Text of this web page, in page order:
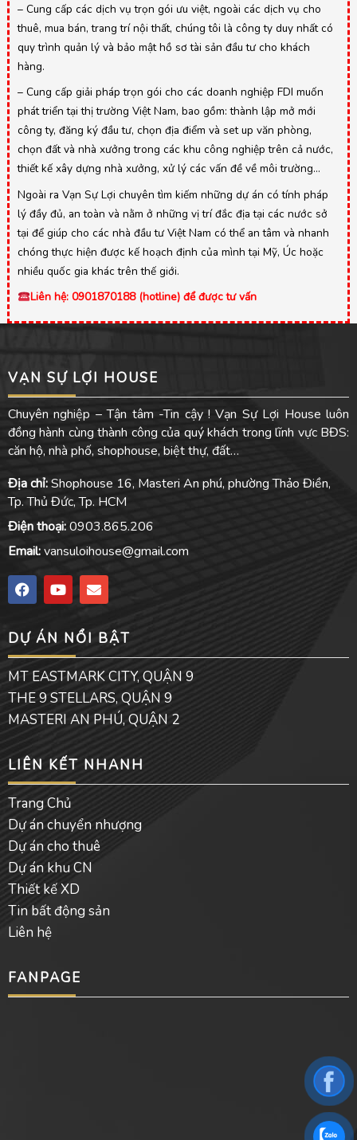
– Cung cấp các dịch vụ trọn gói ưu việt, ngoài các dịch vụ cho
thuê, mua bán, trang trí nội thất, chúng tôi là công ty duy nhất có
quy trình quản lý và bảo mật hồ sơ tài sản đầu tư cho khách
hàng.
– Cung cấp giải pháp trọn gói cho các doanh nghiệp FDI muốn
phát triển tại thị trường Việt Nam, bao gồm: thành lập mở mới
công ty, đăng ký đầu tư, chọn địa điểm và set up văn phòng,
chọn đất và nhà xưởng trong các khu công nghiệp trên cả nước,
thiết kế xây dựng nhà xưởng, xử lý các vấn đề về môi trường…
Ngoài ra Vạn Sự Lợi chuyên tìm kiếm những dự án có tính pháp
lý đầy đủ, an toàn và nằm ở những vị trí đắc địa tại các nước sở
tại để giúp cho các nhà đầu tư Việt Nam có thể an tâm và nhanh
chóng thực hiện được kế hoạch định của mình tại Mỹ, Úc hoặc
nhiều quốc gia khác trên thế giới.
Liên hệ: 0901870188 (hotline) để được tư vấn
VẠN SỰ LỢI HOUSE
Chuyên nghiệp – Tận tâm -Tin cậy ! Vạn Sự Lợi House luôn
đồng hành cùng thành công của quý khách trong lĩnh vực BĐS:
căn hộ, nhà phố, shophouse, biệt thự, đất…
Địa chỉ:Shophouse 16, Masteri An phú, phường Thảo Điền,
Tp. Thủ Đức, Tp. HCM
Điện thoại:0903.865.206
Email:vansuloihouse@gmail.com
F
a
c
b
o
o
k
Y
o
u
u
b
e
E
n
v
o
p
e
DỰ ÁN NỔI BẬT
MT EASTMARK CITY, QUẬN 9
THE 9 STELLARS, QUẬN 9
MASTERI AN PHÚ, QUẬN 2
LIÊN KẾT NHANH
Trang Chủ
Dự án chuyển nhượng
Dự án cho thuê
Dự án khu CN
Thiết kế XD
Tin bất động sản
Liên hệ
FANPAGE